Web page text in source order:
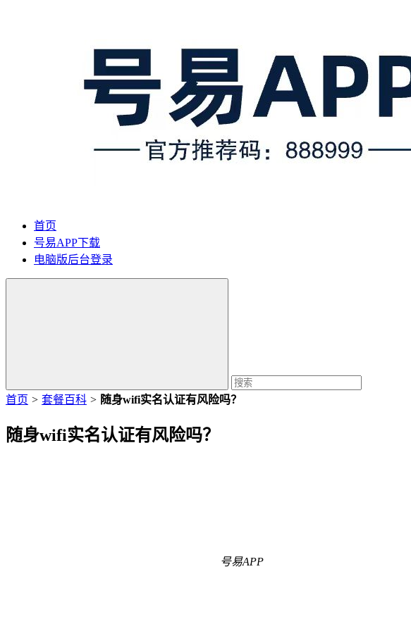
首页
号易APP下载
电脑版后台登录
首页 > 套餐百科 > 随身wifi实名认证有风险吗？
随身wifi实名认证有风险吗？
号易APP